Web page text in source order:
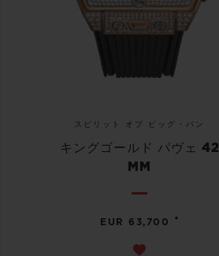
スピリット オブ ビッグ・バン
キングゴールド パヴェ 42
MM
EUR 63,700 •